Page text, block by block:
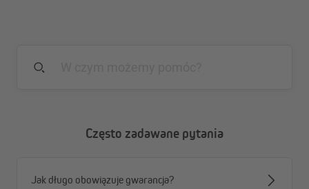
Często zadawane pytania
Jak długo obowiązuje gwarancja?